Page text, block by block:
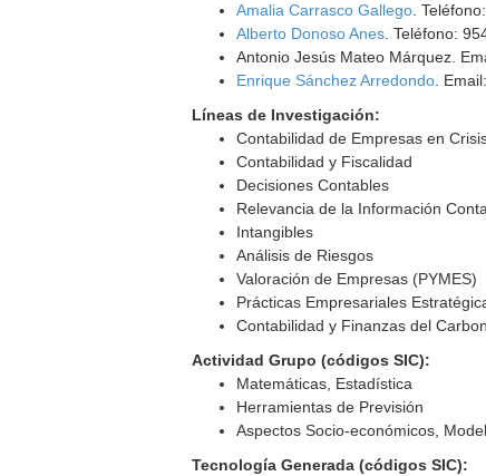
Amalia Carrasco Gallego .
Alberto Donoso Anes . Teléfono:
Antonio Jesús Mateo Márquez.
Enrique Sánchez Arredondo . Email:
Líneas de Investigación:
Contabilidad de Empresas en
Contabilidad y Fiscalidad
Decisiones Contables
Relevancia de la Información
Intangibles
Análisis de Riesgos
Valoración de Empresas (PYMES)
Prácticas Empresariales
Contabilidad y Finanzas del
Actividad Grupo (códigos SIC):
Matemáticas, Estadística
Herramientas de Previsión
Aspectos Socio-económicos,
Tecnología Generada (códigos SIC):